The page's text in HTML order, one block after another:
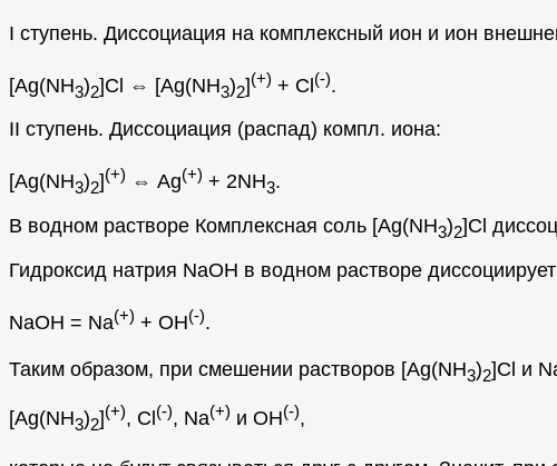
I ступень. Диссоциация на комплексный ион и ион
[Ag(NH3)2]Cl ⇔ [Ag(NH3)2](+) + Cl(-).
II ступень. Диссоциация (распад) компл. иона:
[Ag(NH3)2](+) ⇔ Ag(+) + 2NH3.
В водном растворе Комплексная соль [Ag(NH3)2]Cl
Гидроксид натрия NaOH в водном растворе
NaOH = Na(+) + OH(-).
Таким образом, при смешении растворов [Ag(NH3)2]Cl и
[Ag(NH3)2](+), Cl (-), Na(+) и OH(-),